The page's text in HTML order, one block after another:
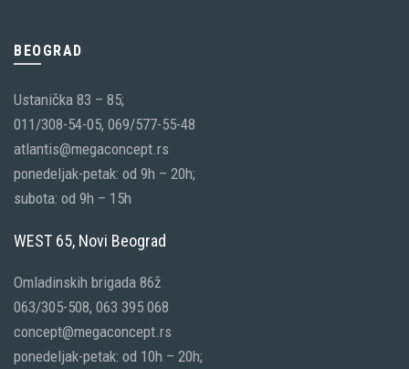
BEOGRAD
Ustanička 83 – 85;
011/308-54-05, 069/577-55-48
atlantis@megaconcept.rs
ponedeljak-petak: od 9h – 20h;
subota: od 9h – 15h
WEST 65, Novi Beograd
Omladinskih brigada 86ž
063/305-508, 063 395 068
concept@megaconcept.rs
ponedeljak-petak: od 10h – 20h;